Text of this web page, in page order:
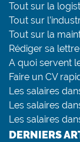
Tout sur la
Tout sur
Tout sur la
Rédiger sa
A quoi servent
Faire un CV
Les salaires
Les salaires
Les salaires
DERNIERS